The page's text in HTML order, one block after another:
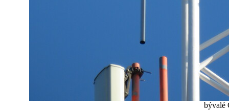
bývalé